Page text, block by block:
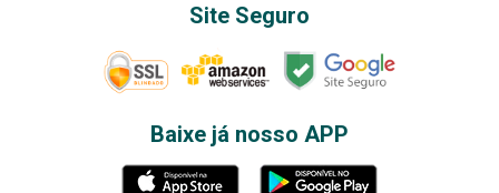
Site Seguro
Baixe já nosso APP